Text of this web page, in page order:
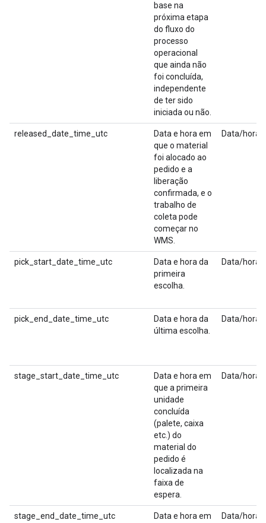
base na
próxima etapa
do fluxo do
processo
operacional
que ainda não
foi concluída,
independente
de ter sido
iniciada ou não.
released_date_time_utc
Data e hora em
que o material
foi alocado ao
pedido e a
liberação
confirmada, e o
trabalho de
coleta pode
começar no
WMS.
Data/hora
pick_start_date_time_utc
Data e hora da
primeira
escolha.
Data/hora
pick_end_date_time_utc
Data e hora da
última escolha.
Data/hora
stage_start_date_time_utc
Data e hora em
que a primeira
unidade
concluída
(palete, caixa
etc.) do
material do
pedido é
localizada na
faixa de
espera.
Data/hora
stage_end_date_time_utc Data e hora em Data/hora